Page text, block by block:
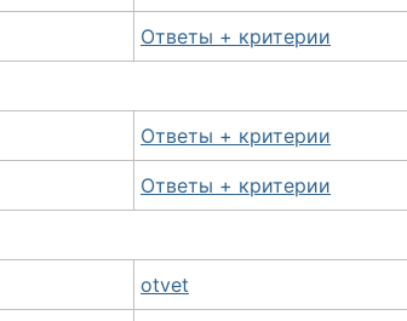
Ответы + критерии
Ответы + критерии
Ответы + критерии
otvet